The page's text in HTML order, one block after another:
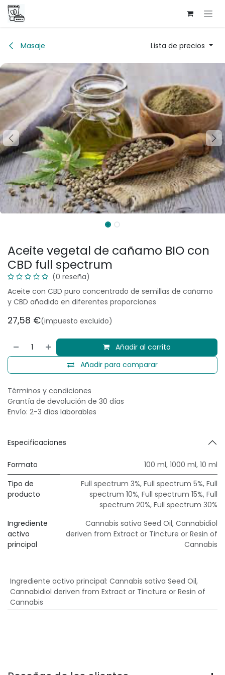
Ir al contenido
Masaje Lista de precios
Aceite vegetal de cañamo BIO con
CBD full spectrum
(0 reseña)
Aceite con CBD puro concentrado de semillas de cañamo
y CBD añadido en diferentes proporciones
27,58 €(impuesto excluido)
Añadir al carrito
Añadir para comparar
Términos y condiciones
Grantía de devolución de 30 días
Envío: 2-3 días laborables
Especificaciones
Formato 100 ml, 1000 ml, 10 ml
Tipo de
producto
Full spectrum 3%, Full spectrum 5%, Full
spectrum 10%, Full spectrum 15%, Full
spectrum 20%, Full spectrum 30%
Ingrediente
activo
principal
Cannabis sativa Seed Oil, Cannabidiol
deriven from Extract or Tincture or Resin of
Cannabis
Ingrediente activo principal: Cannabis sativa Seed Oil,
Cannabidiol deriven from Extract or Tincture or Resin of
Cannabis